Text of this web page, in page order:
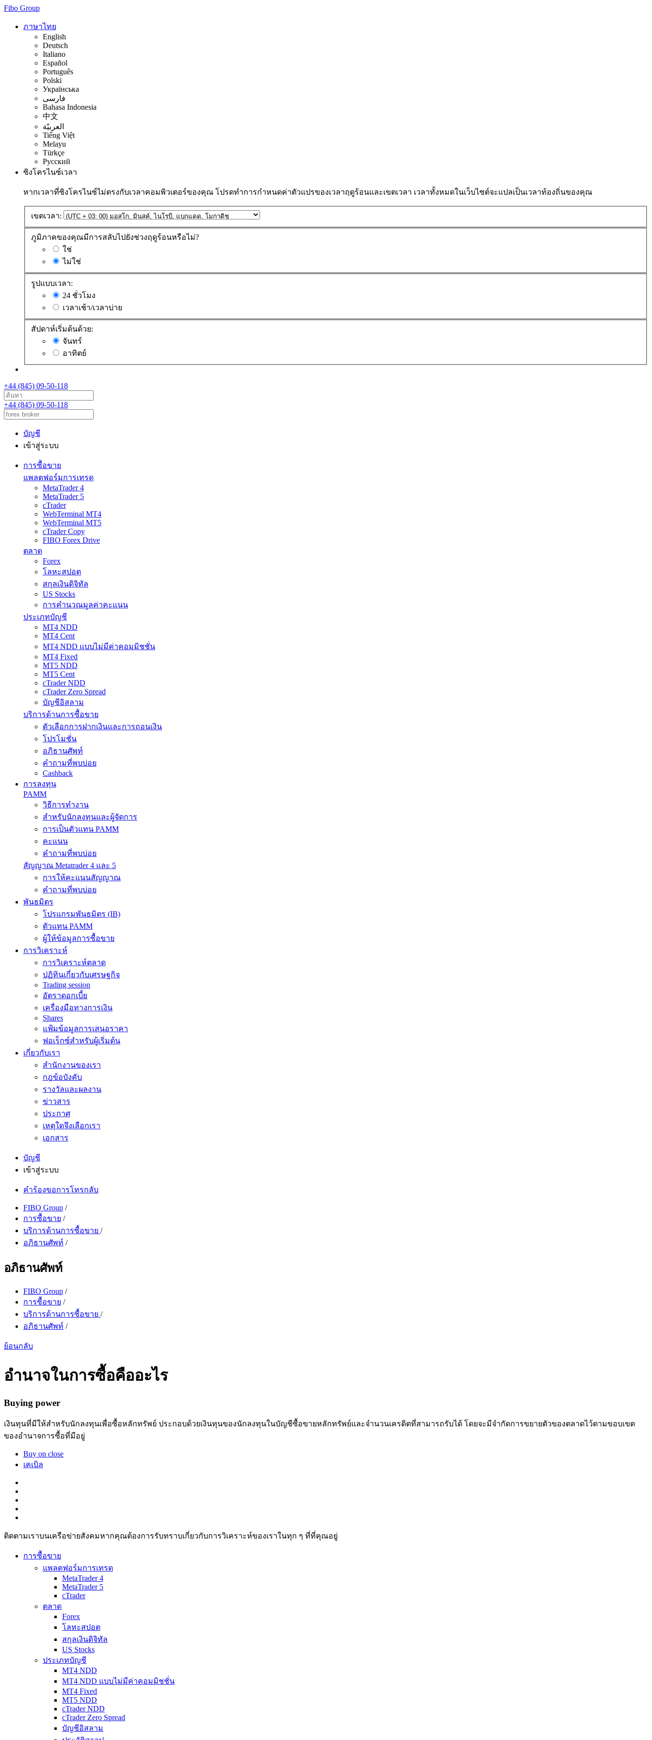
Fibo Group
ภาษาไทย
English
Deutsch
Italiano
Español
Português
Polski
Українська
فارسی
Bahasa Indonesia
中文
العربيّة
Tiếng Việt
Melayu
Türkçe
Русский
ซิงโครไนซ์เวลา
หากเวลาที่ซิงโครไนซ์ไม่ตรงกับเวลาคอมพิวเตอร์ของคุณ โปรดทำการกำหนดค่าตัวแปรของเวลาฤดูร้อนและเขตเวลา เวลาทั้งหมดในเว็บไซต์จะแปลเป็นเวลาท้องถิ่นของคุณ
เขตเวลา:
ภูมิภาคของคุณมีการสลับไปยังช่วงฤดูร้อนหรือไม่?
ใช่
ไม่ใช่
รูปแบบเวลา:
24 ชั่วโมง
เวลาเช้า/เวลาบ่าย
สัปดาห์เริ่มต้นด้วย:
จันทร์
อาทิตย์
+44 (845) 09-50-118
+44 (845) 09-50-118
บัญชี
เข้าสู่ระบบ
การซื้อขาย
แพลตฟอร์มการเทรด
MetaTrader 4
MetaTrader 5
cTrader
WebTerminal MT4
WebTerminal MT5
cTrader Copy
FIBO Forex Drive
ตลาด
Forex
โลหะสปอต
สกุลเงินดิจิทัล
US Stocks
การคำนวณมูลค่าคะแนน
ประเภทบัญชี
MT4 NDD
MT4 Cent
MT4 NDD แบบไม่มีค่าคอมมิชชั่น
MT4 Fixed
MT5 NDD
MT5 Cent
cTrader NDD
cTrader Zero Spread
บัญชีอิสลาม
บริการด้านการซื้อขาย
ตัวเลือกการฝากเงินและการถอนเงิน
โปรโมชั่น
อภิธานศัพท์
คำถามที่พบบ่อย
Cashback
การลงทุน
PAMM
วิธีการทำงาน
สำหรับนักลงทุนและผู้จัดการ
การเป็นตัวแทน PAMM
คะแนน
คำถามที่พบบ่อย
สัญญาณ Metatrader 4 และ 5
การให้คะแนนสัญญาณ
คำถามที่พบบ่อย
พันธมิตร
โปรแกรมพันธมิตร (IB)
ตัวแทน PAMM
ผู้ให้ข้อมูลการซื้อขาย
การวิเคราะห์
การวิเคราะห์ตลาด
ปฏิทินเกี่ยวกับเศรษฐกิจ
Trading session
อัตราดอกเบี้ย
เครื่องมือทางการเงิน
Shares
แฟ้มข้อมูลการเสนอราคา
ฟอเร็กซ์สำหรับผู้เริ่มต้น
เกี่ยวกับเรา
สำนักงานของเรา
กฎข้อบังคับ
รางวัลและผลงาน
ข่าวสาร
ประกาศ
เหตุใดจึงเลือกเรา
เอกสาร
บัญชี
เข้าสู่ระบบ
คำร้องขอการโทรกลับ
FIBO Group /
การซื้อขาย /
บริการด้านการซื้อขาย /
อภิธานศัพท์ /
อภิธานศัพท์
FIBO Group /
การซื้อขาย /
บริการด้านการซื้อขาย /
อภิธานศัพท์ /
ย้อนกลับ
อำนาจในการซื้อคืออะไร
Buying power
เงินทุนที่มีให้สำหรับนักลงทุนเพื่อซื้อหลักทรัพย์ ประกอบด้วยเงินทุนของนักลงทุนในบัญชีซื้อขายหลักทรัพย์และจำนวนเครดิตที่สามารถรับได้ โดยจะมีจำกัดการขยายตัวของตลาดไว้ตามขอบเขต
ของอำนาจการซื้อที่มีอยู่
Buy on close
เคเบิล
ติดตามเราบนเครือข่ายสังคมหากคุณต้องการรับทราบเกี่ยวกับการวิเ­คราะห์ของเราในทุก ๆ ที่ที่คุณอยู่
การซื้อขาย
แพลตฟอร์มการเทรด
MetaTrader 4
MetaTrader 5
cTrader
ตลาด
Forex
โลหะสปอต
สกุลเงินดิจิทัล
US Stocks
ประเภทบัญชี
MT4 NDD
MT4 NDD แบบไม่มีค่าคอมมิชชั่น
MT4 Fixed
MT5 NDD
cTrader NDD
cTrader Zero Spread
บัญชีอิสลาม